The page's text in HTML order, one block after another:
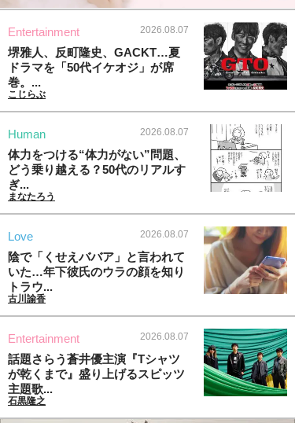
Entertainment 2026.08.07
堺雅人、反町隆史、GACKT…夏
ドラマを「50代イケオジ」が席
巻。...
こじらぶ
Human 2026.08.07
体力をつける“体力がない”問題、
どう乗り越える？50代のリアルす
ぎ...
まなたろう
Love 2026.08.07
陰で「くせえババア」と言われて
いた…年下彼氏のウラの顔を知り
トラウ...
古川諭香
Entertainment 2026.08.07
話題さらう蒼井優主演『Tシャツ
が乾くまで』盛り上げるスピッツ
主題歌...
石黒隆之